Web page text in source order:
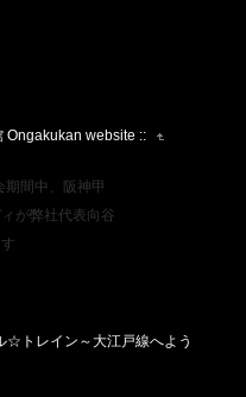
Ongakukan website ::
間中、阪神甲
が弊社代表向谷
☆トレイン～大江戸線へよう